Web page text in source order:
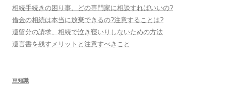
相続手続きの困り事、どの専門家に相談すればいいの?
借金の相続は本当に放棄できるの?注意することは?
遺留分の請求、相続で泣き寝いりしないための方法
遺言書を残すメリットと注意すべきこと
豆知識